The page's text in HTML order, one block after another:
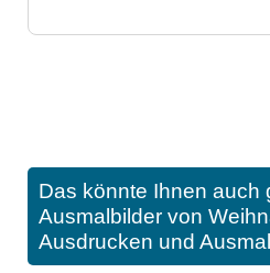
Das könnte Ihnen auch
Ausmalbilder von
Ausdrucken und